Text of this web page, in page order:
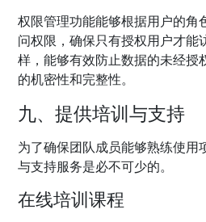
权限管理功能能够根据用户的角
问权限，确保只有授权用户才能
样，能够有效防止数据的未经授
的机密性和完整性。
九、提供培训与支持
为了确保团队成员能够熟练使用
与支持服务是必不可少的。
在线培训课程